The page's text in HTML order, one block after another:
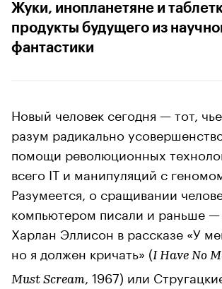
Жуки, инопланетяне и
продукты будущего из
фантастики
Новый человек сегодня — тот,
разум радикально
помощи революционных
всего IT и манипуляций с
Разумеется, о сращивании
компьютером писали и раньше —
Харлан Эллисон в рассказе «У
но я должен кричать» (I Have No
Must Scream , 1967) или